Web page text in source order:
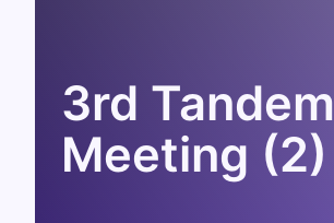
3rd Tandem
Meeting (2)